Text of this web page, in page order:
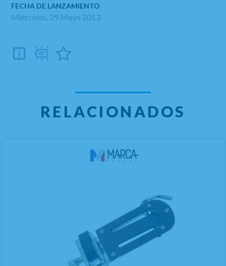
FECHA DE LANZAMIENTO
Miércoles, 29 Mayo 2013
RELACIONADOS